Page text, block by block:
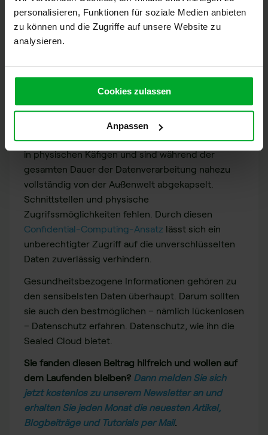
personalisieren, Funktionen für soziale Medien anbieten
zu können und die Zugriffe auf unsere Website zu
analysieren.
Cookies zulassen
Anpassen
Notwendigkeit, die man zwar nicht umgehen, aber
mit besonderen Schutzmaßnahmen absichern
kann. Denn in entschlüsselter Form sind
Diesen besonderen Schutz bietet unisconsSealed
, indem sie die Daten zur Verarbeitung auf
versiegelte Server überträgt. Diese Server stecken
in physischen Käfigen und sind während der
gesamten Dauer der Datenverarbeitung nahezu
vollständig von der Außenwelt abgekapselt.
Schnittstellen und physische
Zugrifssmöglichkeiten fehlen. Durch diesen
Confidential-Computing-Ansatz lässt sich ein
unberechtigter Zugriff auf die unverschlüsselten
Daten zuverlässig verhindern.
Gesundheitsbezogene Informationen gehören zu
den sensibelsten Daten überhaupt. Darum sollten
sie auch den bestmöglichen – nämlich lückenlosen
– Datenschutz erfahren. Datenschutz, wie ihn die
Sealed Cloud bietet.
Sie fanden diesen Beitrag hilfreich und wollen auf
dem Laufenden bleiben? Dann melden Sie sich
jetzt kostenlos zu unserem Newsletter an und
erhalten Sie jeden Monat die neuesten Artikel,
Blogbeiträge und Tutorials per Mail.